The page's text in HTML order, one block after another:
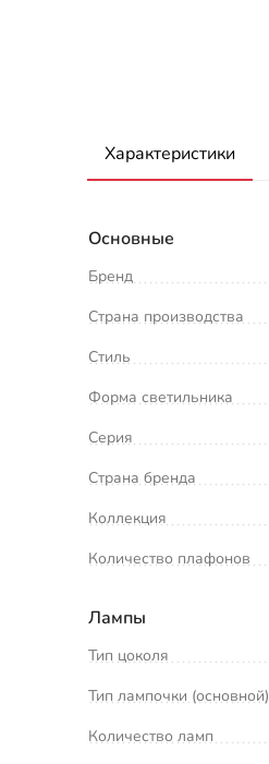
Характеристики
Основные
Бренд
Страна производства
Стиль
Форма светильника
Серия
Страна бренда
Коллекция
Количество плафонов
Лампы
Тип цоколя
Тип лампочки (основной)
Количество ламп